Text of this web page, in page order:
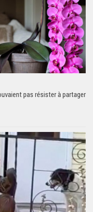
pas résister à partager